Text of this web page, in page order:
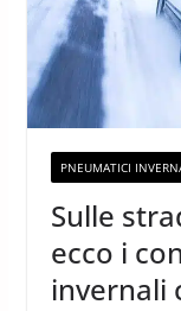
PNEUMATICI
Sulle
ecco i
invernali